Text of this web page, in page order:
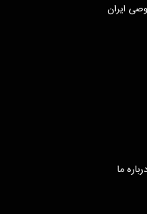
ایران
ما